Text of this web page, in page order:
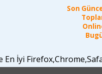
Son
En İyi